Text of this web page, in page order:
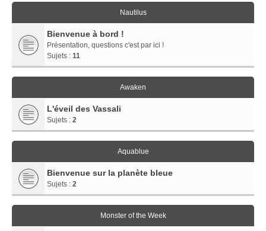
Nautilus
Bienvenue à bord !
Présentation, questions c'est par ici !
Sujets : 11
Awaken
L'éveil des Vassali
Sujets : 2
Aquablue
Bienvenue sur la planète bleue
Sujets : 2
Monster of the Week